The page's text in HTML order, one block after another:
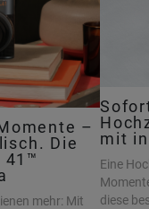
–
Die
41™
mehr: Mit
mit
Eine
diese